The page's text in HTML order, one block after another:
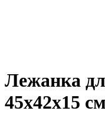
Лежанка
45х42х15